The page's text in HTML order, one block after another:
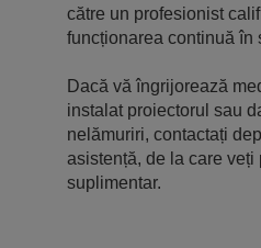
către un profesionist
funcționarea continuă în
Dacă vă îngrijorează
instalat proiectorul sau
nelămuriri, contactați
asistență, de la care veți
suplimentar.